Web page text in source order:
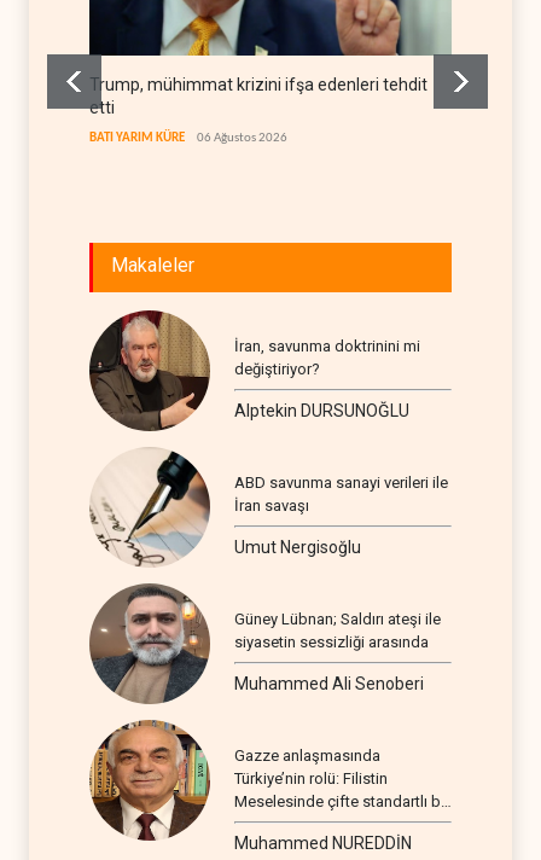
Trump, mühimmat krizini ifşa edenleri tehdit
etti
BATI YARIM KÜRE 06 Ağustos 2026
Makaleler
İran, savunma doktrinini mi
değiştiriyor?
Alptekin DURSUNOĞLU
ABD savunma sanayi verileri ile
İran savaşı
Umut Nergisoğlu
Güney Lübnan; Saldırı ateşi ile
siyasetin sessizliği arasında
Muhammed Ali Senoberi
Gazze anlaşmasında
Türkiye’nin rolü: Filistin
Meselesinde çifte standartlı bir
seyir
Muhammed NUREDDİN